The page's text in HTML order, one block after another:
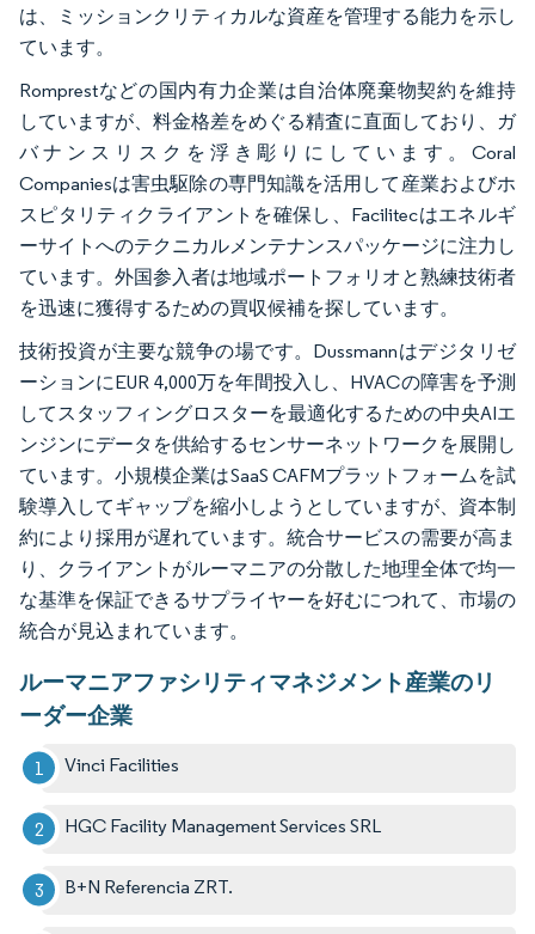
は、ミッションクリティカルな資産を管理する能力を示し
ています。
Romprestなどの国内有力企業は自治体廃棄物契約を維持
していますが、料金格差をめぐる精査に直面しており、ガ
バナンスリスクを浮き彫りにしています。Coral
Companiesは害虫駆除の専門知識を活用して産業およびホ
スピタリティクライアントを確保し、Facilitecはエネルギ
ーサイトへのテクニカルメンテナンスパッケージに注力し
ています。外国参入者は地域ポートフォリオと熟練技術者
を迅速に獲得するための買収候補を探しています。
技術投資が主要な競争の場です。Dussmannはデジタリゼ
ーションにEUR 4,000万を年間投入し、HVACの障害を予測
してスタッフィングロスターを最適化するための中央AIエ
ンジンにデータを供給するセンサーネットワークを展開し
ています。小規模企業はSaaS CAFMプラットフォームを試
験導入してギャップを縮小しようとしていますが、資本制
約により採用が遅れています。統合サービスの需要が高ま
り、クライアントがルーマニアの分散した地理全体で均一
な基準を保証できるサプライヤーを好むにつれて、市場の
統合が見込まれています。
ルーマニアファシリティマネジメント産業のリ
ーダー企業
Vinci Facilities
HGC Facility Management Services SRL
B+N Referencia ZRT.